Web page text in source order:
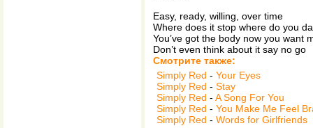
Easy, ready, willing, over time
Where does it stop where do you
You’ve got the body now you want
Don’t even think about it say no go
Смотрите также:
Simply Red - Your Eyes
Simply Red - Stay
Simply Red - A Song For You
Simply Red - You Make Me Feel
Simply Red - Words for Girlfriends